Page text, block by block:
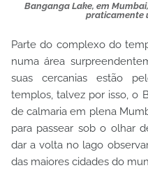
Banganga Lake, em
praticamente
Parte do complexo do
numa área
suas cercanias estão
templos, talvez por isso, o
de calmaria em plena
para passear sob o olhar
dar a volta no lago
das maiores cidades do